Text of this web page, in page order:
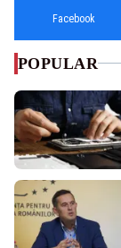
Facebook
POPULAR